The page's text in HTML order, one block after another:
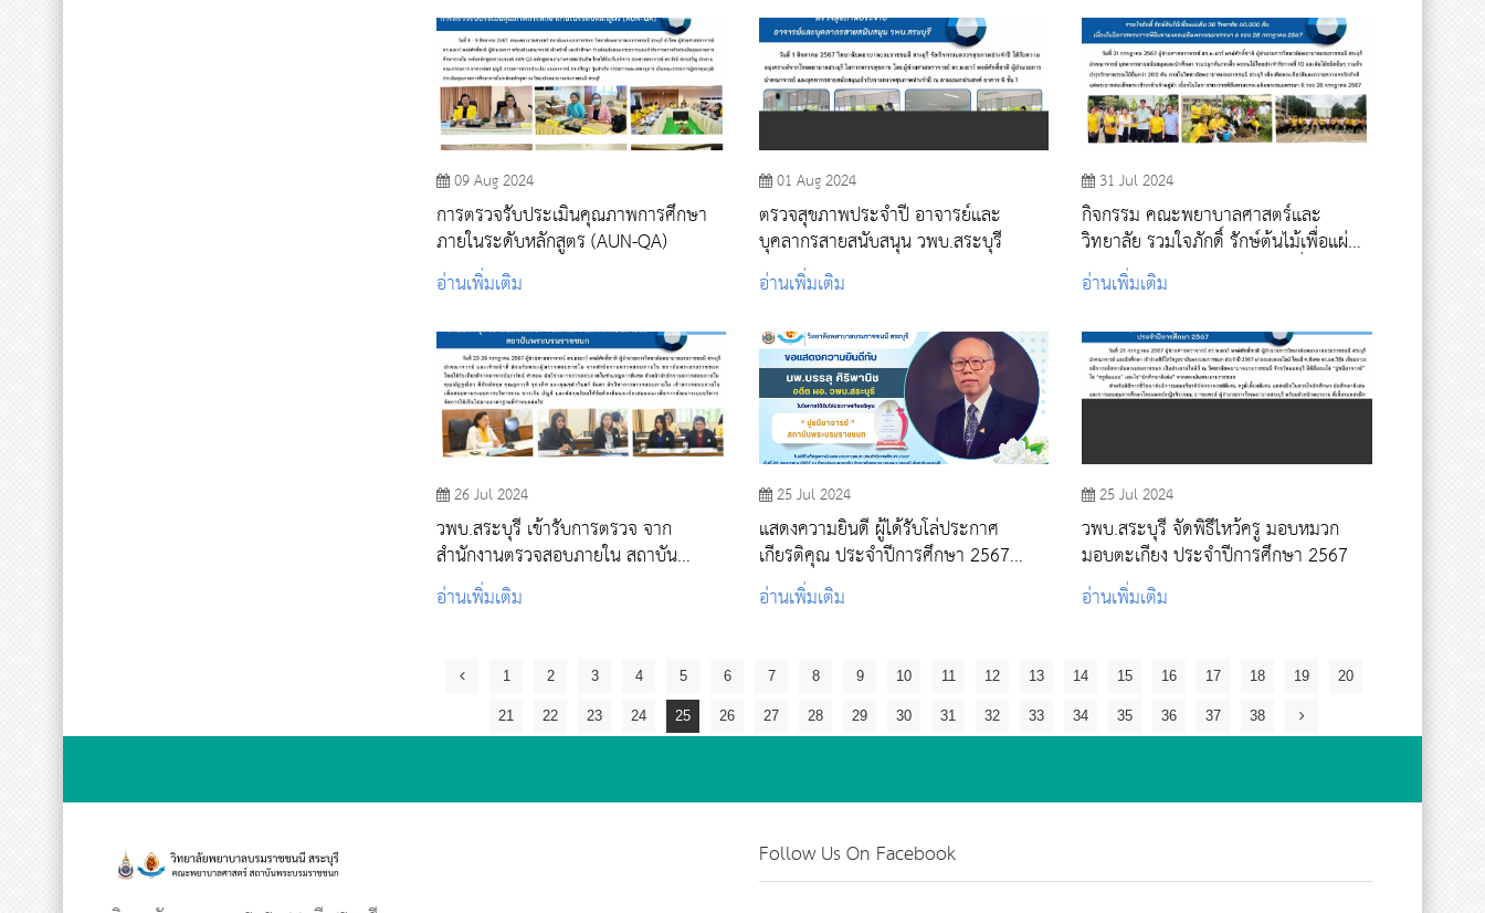
09 Aug 2024
การตรวจรับประเมินคุณภาพการศึกษา
ภายในระดับหลักสูตร (AUN-QA)
อ่านเพิ่มเติม
01 Aug 2024
ตรวจสุขภาพประจำปี อาจารย์และ
บุคลากรสายสนับสนุน วพบ.สระบุรี
อ่านเพิ่มเติม
31 Jul 2024
กิจกรรม คณะพยาบาลศาสตร์และ
วิทยาลัย รวมใจภักดิ์ รักษ์ต้นไม้เพื่อแผ่น
ดิน 30 วิทยาลัย 60,000 ต้น เนื่องใน
โอกาสพระราชพิธีมหามงคลเฉลิม
2567
อ่านเพิ่มเติม
26 Jul 2024
วพบ.สระบุรี เข้ารับการตรวจ จาก
สำนักงานตรวจสอบภายใน สถาบัน
พระบรมราชชนก
อ่านเพิ่มเติม
25 Jul 2024
แสดงความยินดี ผู้ได้รับโล่ประกาศ
เกียรติคุณ ประจำปีการศึกษา 2567
สถาบันพระบรมราชชนก
อ่านเพิ่มเติม
25 Jul 2024
วพบ.สระบุรี จัดพิธีไหว้ครู มอบหมวก
มอบตะเกียง ประจำปีการศึกษา 2567
อ่านเพิ่มเติม
1 2 3 4 5 6 7 8 9 10 11 12 13 14 15 16 17 18 19 20
21 22 23 24 25 26 27 28 29 30 31 32 33 34 35 36 37 38
Follow Us On Facebook